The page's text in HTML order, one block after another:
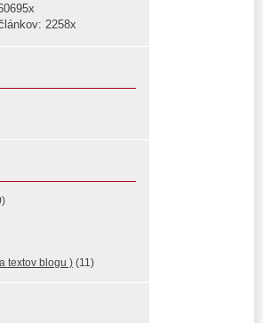
2258x
textov blogu ) (11)